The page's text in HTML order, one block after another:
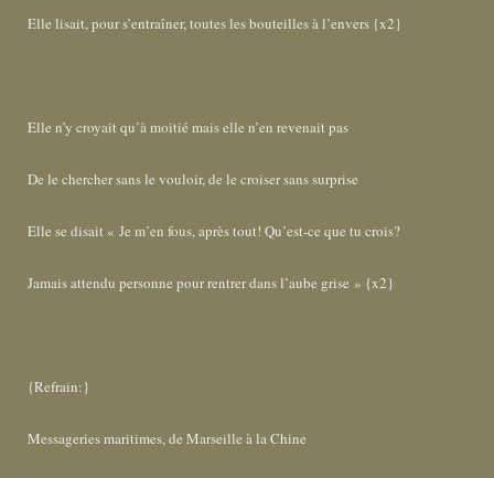
Elle lisait, pour s’entraîner, toutes les bouteilles à l’envers {x2}
Elle n’y croyait qu’à moitié mais elle n’en revenait pas
De le chercher sans le vouloir, de le croiser sans surprise
Elle se disait « Je m’en fous, après tout! Qu’est-ce que tu crois?
Jamais attendu personne pour rentrer dans l’aube grise » {x2}
{Refrain:}
Messageries maritimes, de Marseille à la Chine